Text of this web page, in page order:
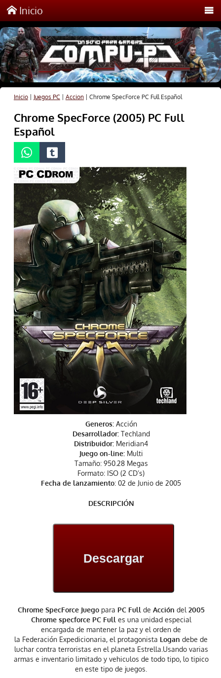
Inicio
Inicio| Juegos PC Accion| Chrome SpecForce PC Full Español
Chrome SpecForce (2005) PC Full
Español
Generos:Acción
Desarrollador:Techland
Distribuidor: Meridian4
Juego on-line:Multi
Tamaño: 950.28 Megas
Formato: ISO (2 CD’s)
Fecha de lanzamiento: 02 de Junio de 2005
DESCRIPCIÓN
Descargar
Chrome SpecForce Juegopara PC Fullde Acción del2005
Chrome specforce PC Fulles una unidad especial
encargada de mantener la paz y el orden de
la Federación Expedicionaria, el protagonista Logan debe de
luchar contra terroristas en el planeta Estrella.Usando varias
armas e inventario limitado y vehiculos de todo tipo, lo tipico
en este tipo de juegos.